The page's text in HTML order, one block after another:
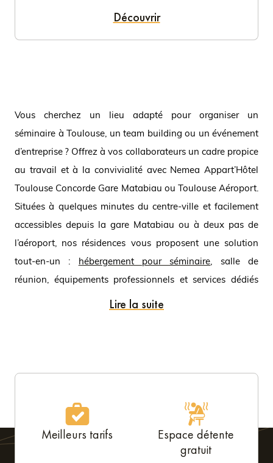
Découvrir
Vous cherchez un lieu adapté pour organiser un
séminaire à Toulouse, un team building ou un événement
d’entreprise ? Offrez à vos collaborateurs un cadre propice
au travail et à la convivialité avec Nemea Appart’Hôtel
Toulouse Concorde Gare Matabiau ou Toulouse Aéroport.
Situées à quelques minutes du centre-ville et facilement
accessibles depuis la gare Matabiau ou à deux pas de
l’aéroport, nos résidences vous proposent une solution
tout-en-un : hébergement pour séminaire, salle de
réunion, équipements professionnels et services dédiés
conçus pour répondre aux besoins des professionnels :
• Salles de réunion équipées pour vos rencontres,
formations ou workshops,
• Écrans de projection, paperboards et Wifi haut débit,
Lire la suite
Meilleurs tarifs
Espace détente
gratuit